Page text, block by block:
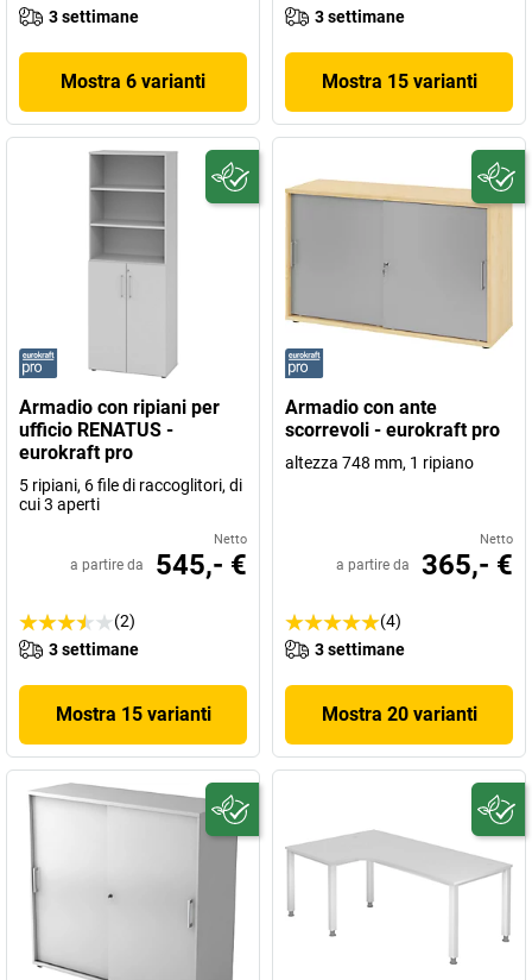
3 settimane
Mostra 6 varianti
3 settimane
Mostra 15 varianti
Armadio con ripiani per
ufficio RENATUS -
eurokraft pro
5 ripiani, 6 file di raccoglitori, di
cui 3 aperti
Netto
a partire da 545,- €
(2)
3 settimane
Mostra 15 varianti
Armadio con ante
scorrevoli - eurokraft pro
altezza 748 mm, 1 ripiano
Netto
a partire da 365,- €
(4)
3 settimane
Mostra 20 varianti